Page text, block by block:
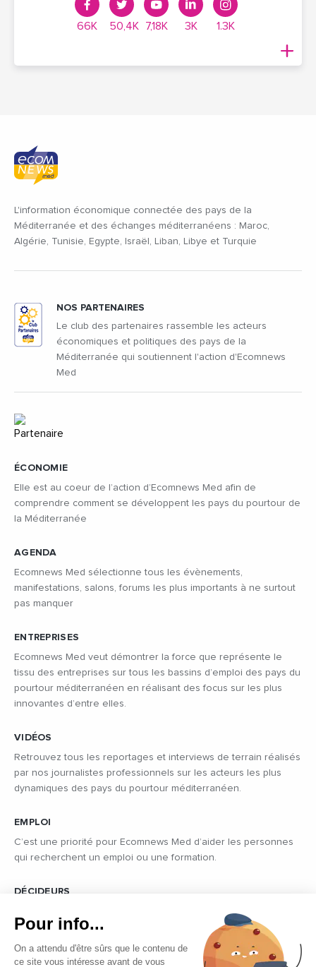
66K 50,4K 7,18K 3K 1.3K
L'information économique connectée des pays de la
Méditerranée et des échanges méditerranéens : Maroc,
Algérie, Tunisie, Egypte, Israël, Liban, Libye et Turquie
ÉCONOMIE
Elle est au coeur de l’action d’Ecomnews Med afin de
comprendre comment se développent les pays du pourtour de
la Méditerranée
AGENDA
Ecomnews Med sélectionne tous les évènements,
manifestations, salons, forums les plus importants à ne surtout
pas manquer
ENTREPRISES
Ecomnews Med veut démontrer la force que représente le
tissu des entreprises sur tous les bassins d’emploi des pays du
pourtour méditerranéen en réalisant des focus sur les plus
innovantes d’entre elles.
VIDÉOS
Retrouvez tous les reportages et interviews de terrain réalisés
par nos journalistes professionnels sur les acteurs les plus
dynamiques des pays du pourtour méditerranéen.
EMPLOI
C’est une priorité pour Ecomnews Med d’aider les personnes
qui recherchent un emploi ou une formation.
DÉCIDEURS
Quels sont les décideurs qui font l’actualité économique et
politique des pays du pourtour de la Méditerranée.
NOS PARTENAIRES
Le club des partenaires rassemble les acteurs
économiques et politiques des pays de la
Méditerranée qui soutiennent l'action d'Ecomnews
Med
Pour info...
On a attendu d'être sûrs que le contenu de
ce site vous intéresse avant de vous